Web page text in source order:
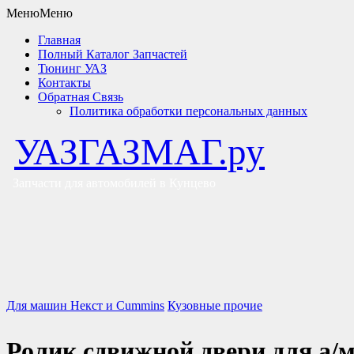
МенюМеню
Главная
Полный Каталог Запчастей
Тюнинг УАЗ
Контакты
Обратная Связь
Политика обработки персональных данных
УАЗГАЗМАГ.ру
Для машин Некст и Cummins Кузовные прочие